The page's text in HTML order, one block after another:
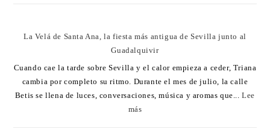
La Velá de Santa Ana, la fiesta más antigua de Sevilla junto al
Guadalquivir
Cuando cae la tarde sobre Sevilla y el calor empieza a ceder, Triana
cambia por completo su ritmo. Durante el mes de julio, la calle
Betis se llena de luces, conversaciones, música y aromas que...Lee
más